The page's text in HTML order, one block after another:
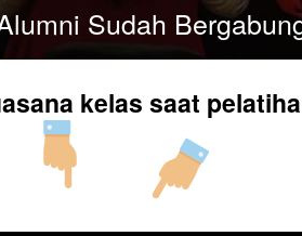
Sudah
kelas saat